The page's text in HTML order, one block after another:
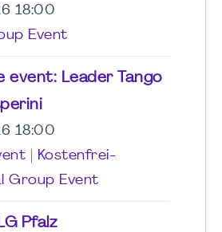
18:00
Event
event: Leader Tango
18:00
Kostenfrei-
Group Event
Pfalz